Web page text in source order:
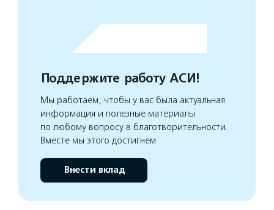
Поддержите работу АСИ!
Мы работаем, чтобы у вас была актуальная
информация и полезные материалы
по любому вопросу в благотворительности.
Вместе мы этого достигнем
Внести вклад